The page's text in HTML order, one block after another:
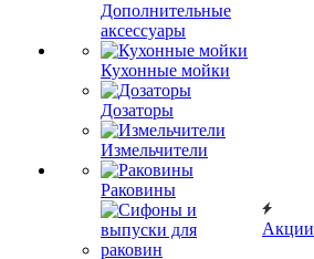
Дополнительные
аксессуары
Кухонные мойки
Дозаторы
Измельчители
Раковины
Акции